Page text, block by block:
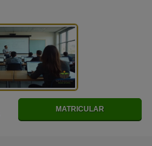
MATRICULAR